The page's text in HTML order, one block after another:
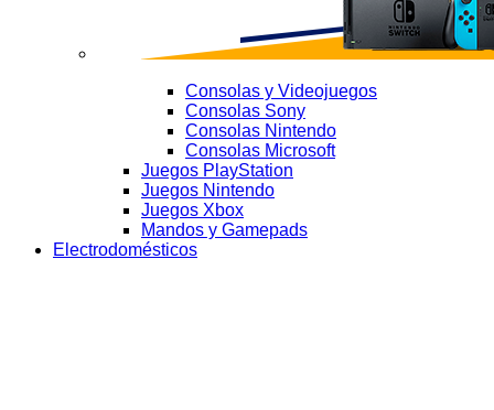
Consolas y Videojuegos
Consolas Sony
Consolas Nintendo
Consolas Microsoft
Juegos PlayStation
Juegos Nintendo
Juegos Xbox
Mandos y Gamepads
Electrodomésticos